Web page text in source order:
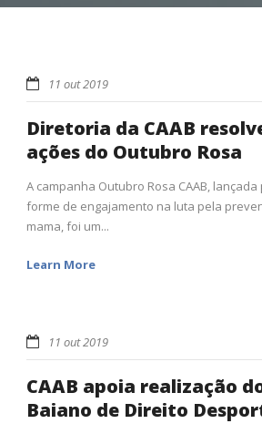
11 out 2019
Diretoria da CAAB
ações do Outubro Rosa
A campanha Outubro Rosa CAAB, lançada
forme de engajamento na luta pela
mama, foi um...
Learn More
11 out 2019
CAAB apoia realização
Baiano de Direito